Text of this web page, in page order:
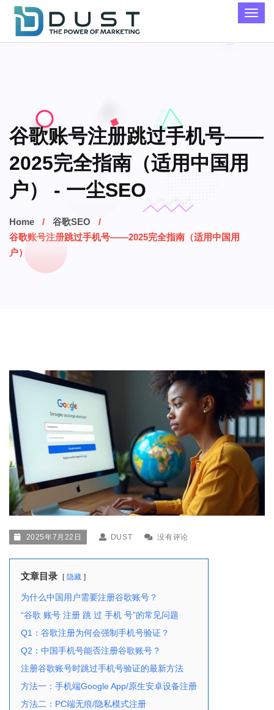
谷歌账号注册跳过手机号——
2025完全指南（适用中国用
户） - 一尘SEO
Home
谷歌SEO
谷歌账号注册跳过手机号——2025完全指南（适用中国用
户）
2025年7月22日 DUST 没有评论
文章目录 隐藏
为什么中国用户需要注册谷歌账号？
“谷歌 账号 注册 跳 过 手机 号”的常见问题
Q1：谷歌注册为何会强制手机号验证？
Q2：中国手机号能否注册谷歌账号？
注册谷歌账号时跳过手机号验证的最新方法
方法一：手机端Google App/原生安卓设备注册
方法二：PC端无痕/隐私模式注册